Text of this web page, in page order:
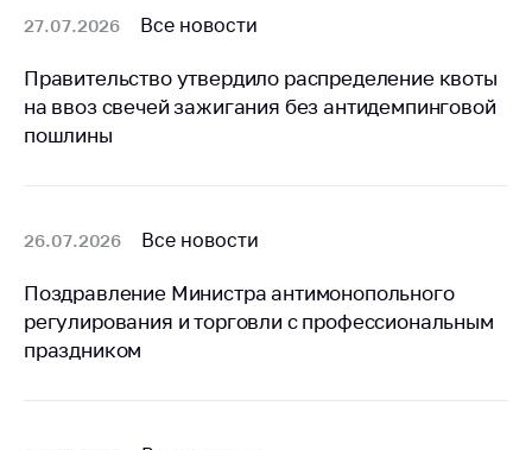
27.07.2026 Все новости
Правительство утвердило распределение квоты
на ввоз свечей зажигания без антидемпинговой
пошлины
26.07.2026 Все новости
Поздравление Министра антимонопольного
регулирования и торговли с профессиональным
праздником